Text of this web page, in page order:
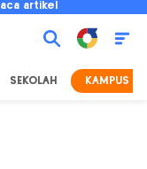
artikel
SEKOLAH KAMPUS